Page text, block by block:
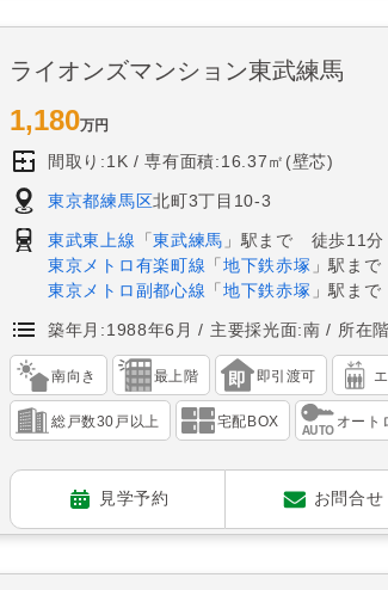
ライオンズマンション東武練馬
1,180万円
間取り:1K 専有面積:16.37㎡(壁芯)
東京都練馬区北町3丁目10-3
東武東上線 「東武練馬 」駅まで 徒歩11分
東京メトロ有楽町線 「地下鉄赤塚 」駅ま
東京メトロ副都心線 「地下鉄赤塚 」駅ま
築年月:1988年6月 主要採光面:南 所在
南向き 最上階 即引渡可
総戸数30戸以上 宅配BOX オート
見学予約 お問合せ